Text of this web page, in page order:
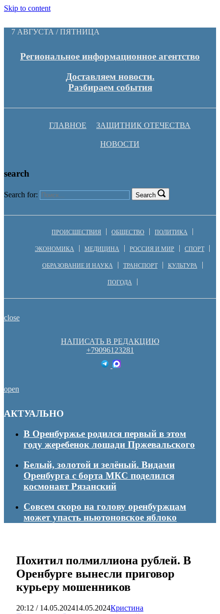
Skip to content
7 АВГУСТА / ПЯТНИЦА
Региональное информационное агентство
Доставляем новости.
Разбираем события
ГЛАВНОЕ ЗАЩИТНИК ОТЕЧЕСТВА
НОВОСТИ
search
Search for: Search
ПРОИСШЕСТВИЯ ОБЩЕСТВО ПОЛИТИКА
ЭКОНОМИКА МЕДИЦИНА РОССИЯ И МИР СПОРТ
ОБРАЗОВАНИЕ И НАУКА ТРАНСПОРТ КУЛЬТУРА
ПОГОДА
close
НАПИСАТЬ В РЕДАКЦИЮ
+79096123281
open
АКТУАЛЬНО
В Оренбуржье родился первый в этом
году жеребенок лошади Пржевальского
Белый, золотой и зелёный. Видами
Оренбурга с борта МКС поделился
космонавт Рязанский
Совсем скоро на голову оренбуржцам
может упасть ньютоновское яблоко
Похитил полмиллиона рублей. В
Оренбурге вынесли приговор
курьеру мошенников
20:12 / 14.05.202414.05.2024Кристина